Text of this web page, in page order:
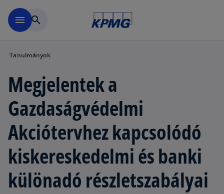
menu search
Tanulmányok
Megjelentek a
Gazdaságvédelmi
Akciótervhez kapcsolódó
kiskereskedelmi és banki
különadó részletszabályai